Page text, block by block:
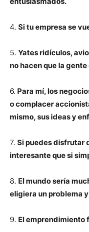
4. Si tu empresa se
5. Yates ridículos,
no hacen que la
6. Para mí, los
o complacer
mismo, sus ideas y
7. Si puedes disfrutar
interesante que si
8. El mundo sería
eligiera un problema
9. El emprendimiento